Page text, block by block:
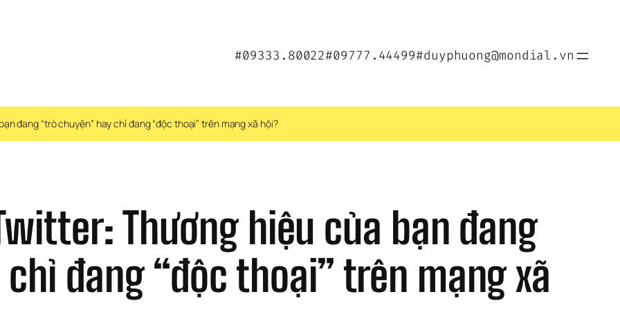
#09333.80022#09777.44499#duyphuong@mondial.vn
đang “trò chuyện” hay chỉ đang “độc thoại” trên mạng xã hội?
Thương hiệu của bạn đang
đang “độc thoại” trên mạng xã